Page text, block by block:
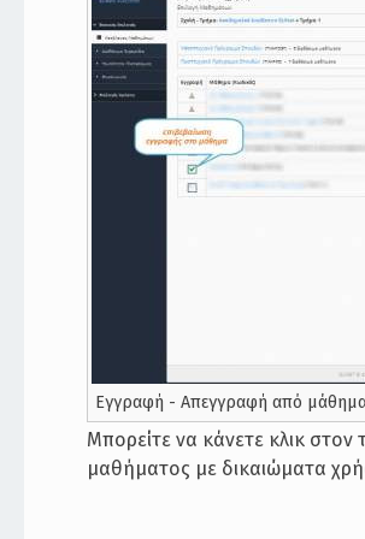
Εγγραφή - Απεγγραφή από
Μπορείτε να κάνετε κλικ στον
μαθήματος με δικαιώματα